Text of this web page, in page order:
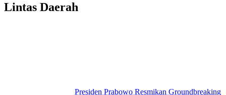
Lintas Daerah
Presiden Prabowo Resmikan Groundbreaking